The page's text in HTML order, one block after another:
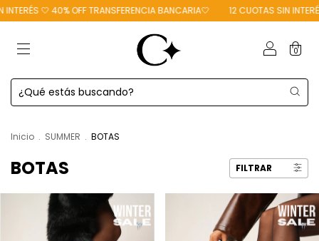
🤍 40% OFF TRANSFERENCIA BANCARIA🤍 12 CUOTAS SIN
0
Inicio . SUMMER . BOTAS
BOTAS FILTRAR